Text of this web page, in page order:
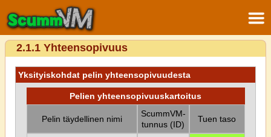
2.1.1 Yhteensopivuus
Yksityiskohdat pelin yhteensopivuudesta
Pelien yhteensopivuuskartoitus
Pelin täydellinen nimi
ScummVM-
tunnus (ID)
Tuen taso